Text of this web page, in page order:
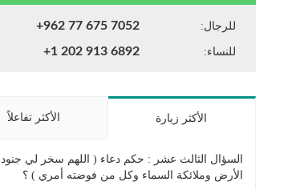
للرجال: +962 77 675 7052
للنساء: +1 202 913 6892
الأكثر زيارة الأكثر تفاعلاً
السؤال الثالث عشر : حكم دعاء ( اللهم سخر لي جنود
الأرض وملائكة السماء وكل من فوضته أمري ) ؟